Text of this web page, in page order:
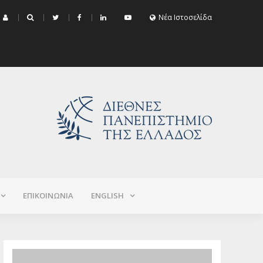
Εξεταστικής Σεπτεμβρίου 2026 (Χειμερινό+Εαρινό 2025-2026)
Νέα Ιστοσελίδα
ΕΠΙΚΟΙΝΩΝΙΑ ΕNGLISH